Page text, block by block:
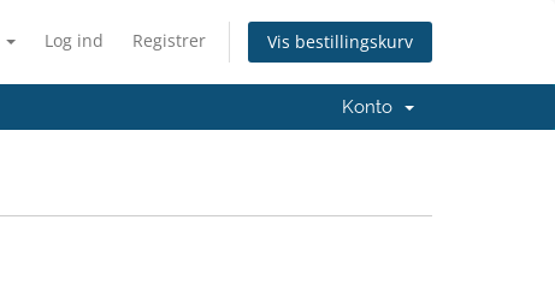
Log ind Registrer Vis bestillingskurv
Konto